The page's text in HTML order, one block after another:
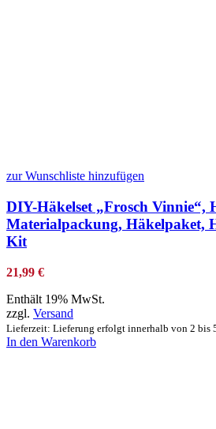
zur Wunschliste hinzufügen
DIY-Häkelset „Frosch Vinnie“,
Materialpackung, Häkelpaket,
Kit
21,99 €
Enthält 19% MwSt.
zzgl. Versand
Lieferzeit: Lieferung erfolgt innerhalb von 2 bis
In den Warenkorb